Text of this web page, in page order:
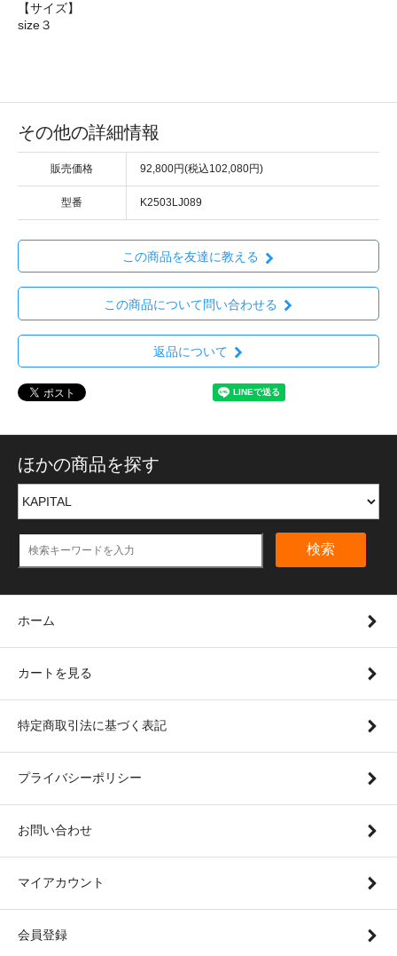
【サイズ】
size３
その他の詳細情報
販売価格 92,800円(税込102,080円)
型番 K2503LJ089
この商品を友達に教える
この商品について問い合わせる
返品について
ほかの商品を探す
検索
ホーム
カートを見る
特定商取引法に基づく表記
プライバシーポリシー
お問い合わせ
マイアカウント
会員登録